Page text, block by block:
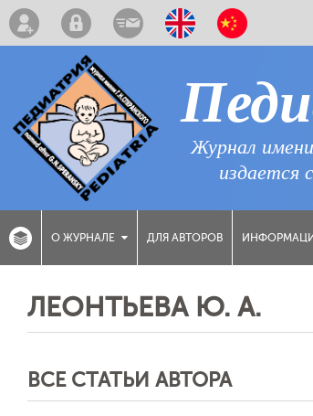
Журнал
издается
О ЖУРНАЛЕ ДЛЯ АВТОРОВ
ЛЕОНТЬЕВА Ю. А.
ВСЕ СТАТЬИ АВТОРА